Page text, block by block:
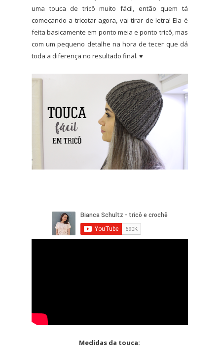
uma touca de tricô muito fácil, então quem tá
começando a tricotar agora, vai tirar de letra! Ela é
feita basicamente em ponto meia e ponto tricô, mas
com um pequeno detalhe na hora de tecer que dá
toda a diferença no resultado final. ♥
Medidas da touca: